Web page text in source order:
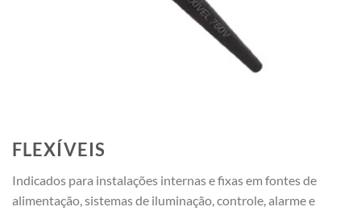
FLEXÍVEIS
Indicados para instalações internas e fixas em fontes de
alimentação, sistemas de iluminação, controle, alarme e